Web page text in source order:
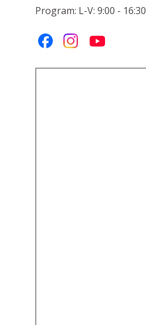
Program: L-V: 9:00 - 16:30